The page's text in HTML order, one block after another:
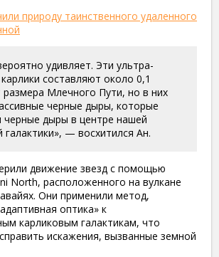
природу таинственного удаленного
удивляет. Эти ультра-
составляют около 0,1
размера Млечного Пути, но в них
черные дыры, которые
дыры в центре нашей
галактики», — восхитился Ан.
движение звезд с помощью
North, расположенного на вулкане
Они применили метод,
оптика» к
карликовым галактикам, что
искажения, вызванные земной